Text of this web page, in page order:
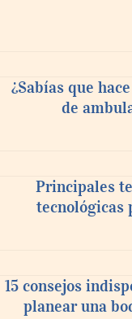
con el Corazón
hipotecaria
que la
¿Sabías que
de
Principales
tecnológicas
15 consejos
planear una